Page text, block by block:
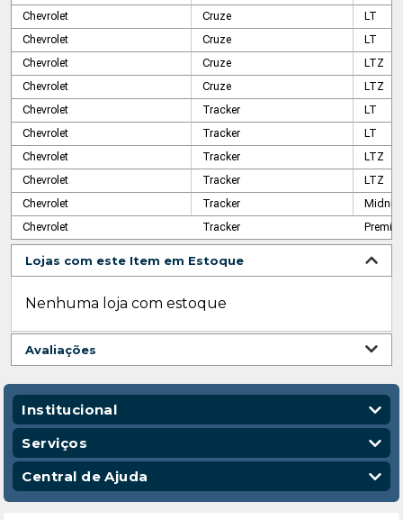
Chevrolet
Cruze
LT
Chevrolet
Cruze
LT
Chevrolet
Cruze
LTZ
Chevrolet
Cruze
LTZ
Chevrolet
Tracker
LT
Chevrolet
Tracker
LT
Chevrolet
Tracker
LTZ
Chevrolet
Tracker
LTZ
Chevrolet
Tracker
Chevrolet
Tracker
Lojas com este Item em Estoque
Nenhuma loja com estoque
Avaliações
Institucional
Quem Somos
Nossas Lojas
Código de Conduta
Serviços
Vendas Corporativas
Entregas
Central de Ajuda
Política de Privacidade